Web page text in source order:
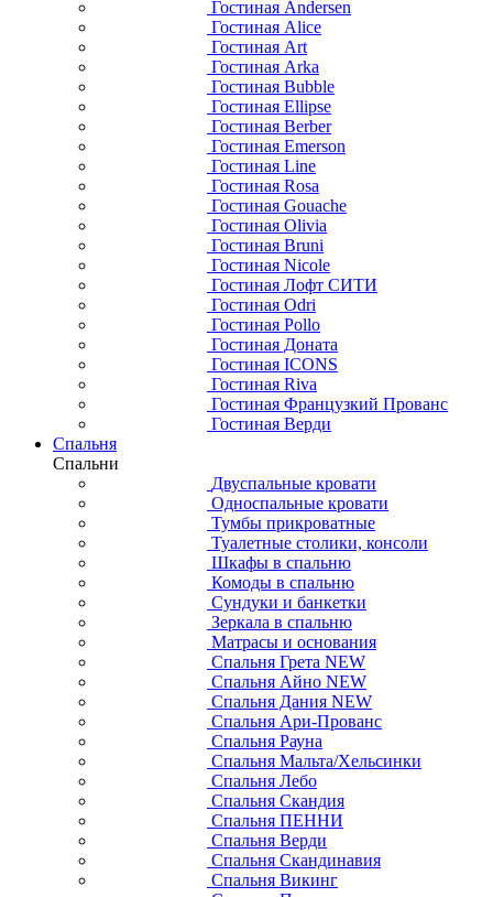
Гостиная Andersen
Гостиная Alice
Гостиная Art
Гостиная Arka
Гостиная Bubble
Гостиная Ellipse
Гостиная Berber
Гостиная Emerson
Гостиная Line
Гостиная Rosa
Гостиная Gouache
Гостиная Olivia
Гостиная Bruni
Гостиная Nicole
Гостиная Лофт СИТИ
Гостиная Odri
Гостиная Pollo
Гостиная Доната
Гостиная ICONS
Гостиная Riva
Гостиная Французкий Прованс
Гостиная Верди
Спальня
Спальни
Двуспальные кровати
Односпальные кровати
Тумбы прикроватные
Туалетные столики, консоли
Шкафы в спальню
Комоды в спальню
Сундуки и банкетки
Зеркала в спальню
Матрасы и основания
Спальня Грета NEW
Спальня Айно NEW
Спальня Дания NEW
Спальня Ари-Прованс
Спальня Рауна
Спальня Мальта/Хельсинки
Спальня Лебо
Спальня Скандия
Спальня ПЕННИ
Спальня Верди
Спальня Скандинавия
Спальня Викинг